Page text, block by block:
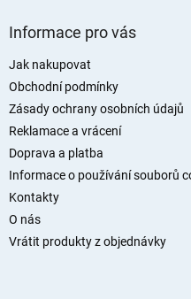
Informace pro vás
Jak nakupovat
Obchodní podmínky
Zásady ochrany osobních údajů
Reklamace a vrácení
Doprava a platba
Informace o používání souborů
Kontakty
O nás
Vrátit produkty z objednávky